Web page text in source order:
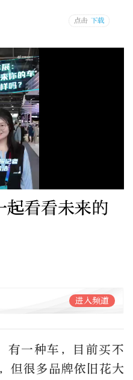
起看看未来的
进入频道
有一种车，目前买不
但很多品牌依旧花大